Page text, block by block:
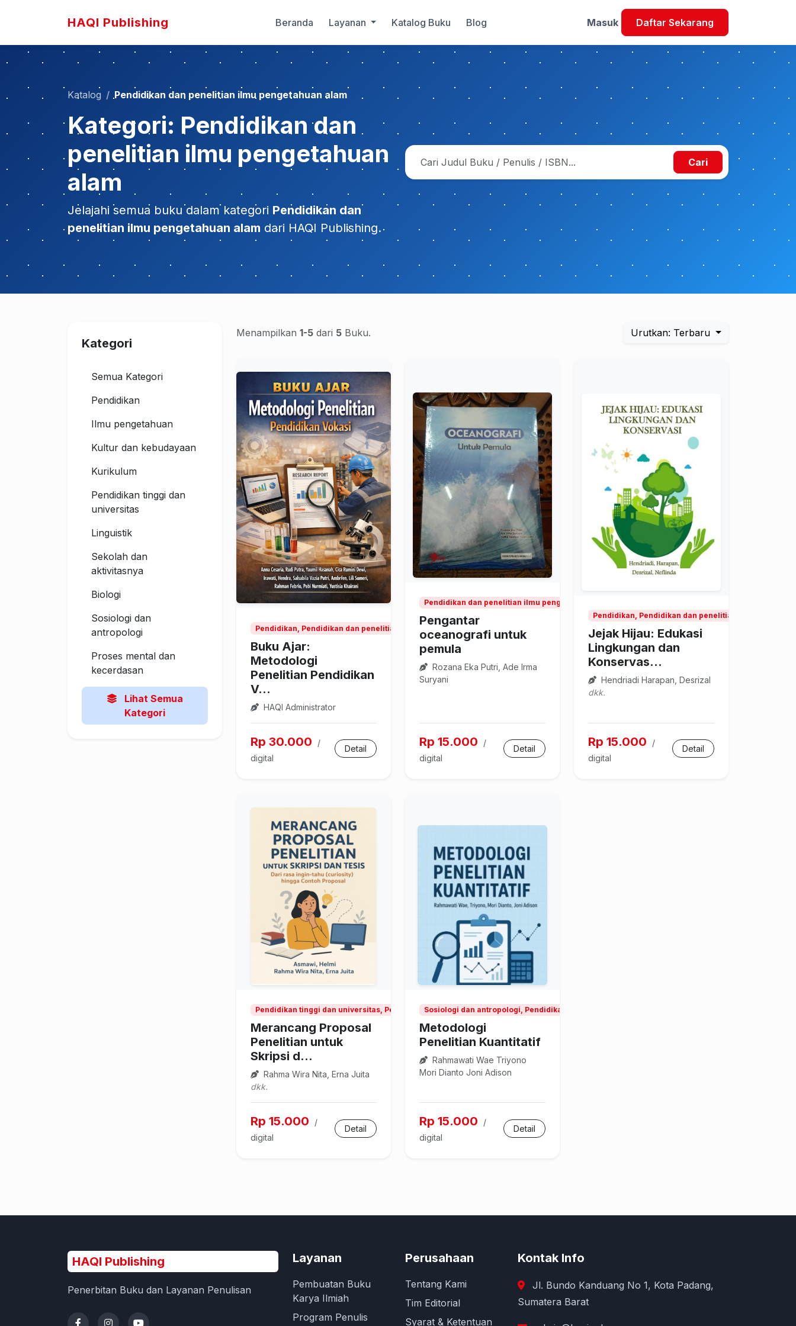
HAQI Publishing Beranda Layanan Katalog Buku Blog Masuk Daftar Sekarang
Katalog Pendidikan dan penelitian ilmu pengetahuan alam
Kategori: Pendidikan dan
penelitian ilmu pengetahuan
alam
Jelajahi semua buku dalam kategori Pendidikan dan
penelitian ilmu pengetahuan alam dari HAQI Publishing.
Cari
Kategori
Semua Kategori
Pendidikan
Ilmu pengetahuan
Kultur dan kebudayaan
Kurikulum
Pendidikan tinggi dan
universitas
Linguistik
Sekolah dan
aktivitasnya
Biologi
Sosiologi dan
antropologi
Proses mental dan
kecerdasan
Lihat Semua
Kategori
Menampilkan 1-5 dari 5 Buku. Urutkan: Terbaru
Pendidikan, Pendidikan dan penelitian ilmu pengetahuan alam
Buku Ajar:
Metodologi
Penelitian Pendidikan
V...
HAQI Administrator
Rp 30.000
/
digital
Detail
Pendidikan dan penelitian ilmu pengetahuan alam
Pengantar
oceanografi untuk
pemula
Rozana Eka Putri, Ade Irma
Suryani
Rp 15.000
/
digital
Detail
Pendidikan, Pendidikan dan penelitian ilmu
Jejak Hijau: Edukasi
Lingkungan dan
Konservas...
Hendriadi Harapan, Desrizal
dkk.
Rp 15.000
/
digital
Detail
Pendidikan tinggi dan universitas, Pendidikan dan penelitian ilmu pengetahuan alam
Merancang Proposal
Penelitian untuk
Skripsi d...
Rahma Wira Nita, Erna Juita
dkk.
Rp 15.000
/
digital
Detail
Sosiologi dan antropologi, Pendidikan dan penelitian ilmu pengetahuan alam
Metodologi
Penelitian Kuantitatif
Rahmawati Wae Triyono
Mori Dianto Joni Adison
Rp 15.000
/
digital
Detail
HAQI Publishing
Penerbitan Buku dan Layanan Penulisan
Layanan
Pembuatan Buku
Karya Ilmiah
Program Penulis
Perusahaan
Tentang Kami
Tim Editorial
Syarat & Ketentuan
Kontak Info
Jl. Bundo Kanduang No 1, Kota Padang,
Sumatera Barat